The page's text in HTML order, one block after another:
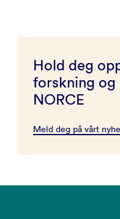
Hold deg
forskning og
NORCE
Meld deg på vårt